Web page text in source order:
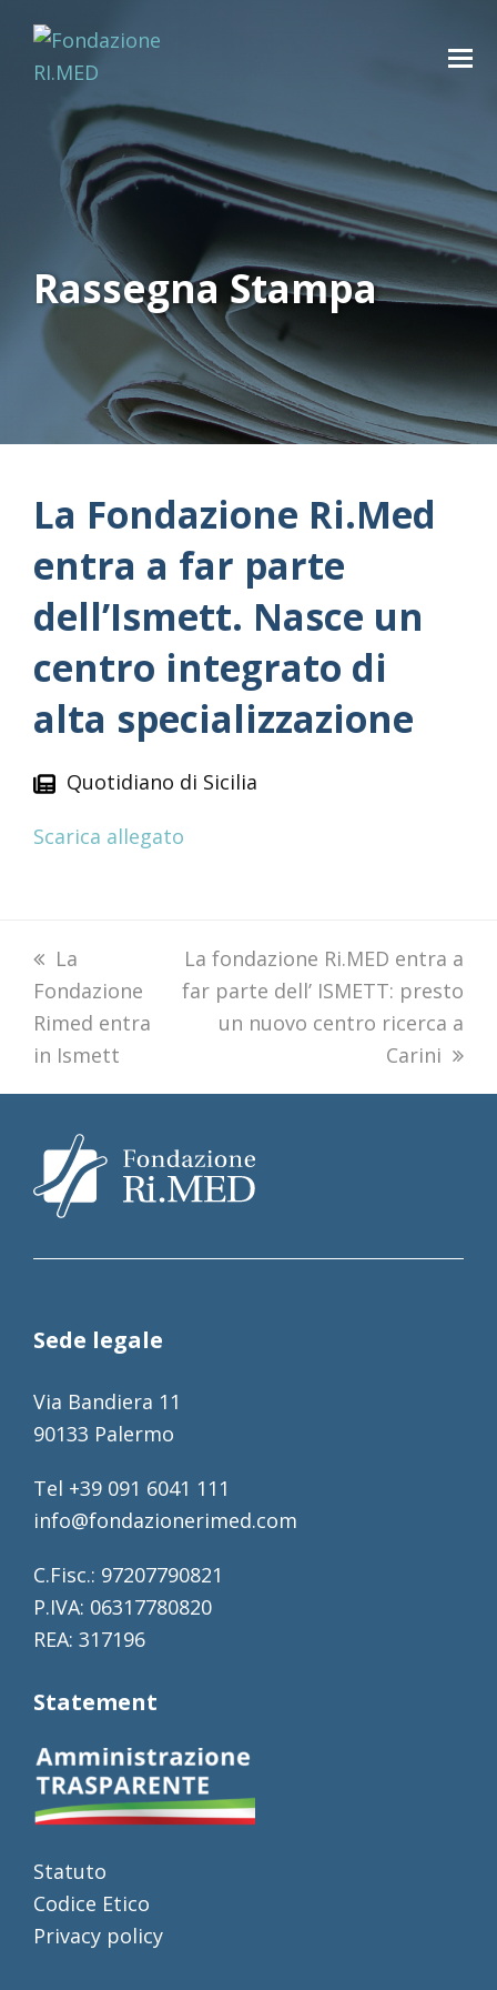
Rassegna Stampa
La Fondazione Ri.Med
entra a far parte
dell’Ismett. Nasce un
centro integrato di
alta specializzazione
Quotidiano di Sicilia
Scarica allegato
previous
post:
La
Fondazione
Rimed entra
in Ismett
next
post:
La fondazione Ri.MED entra a
far parte dell’ ISMETT: presto
un nuovo centro ricerca a
Carini
Sede legale
Via Bandiera 11
90133 Palermo
Tel +39 091 6041 111
info@fondazionerimed.com
C.Fisc.: 97207790821
P.IVA: 06317780820
REA: 317196
Statement
Statuto
Codice Etico
Privacy policy